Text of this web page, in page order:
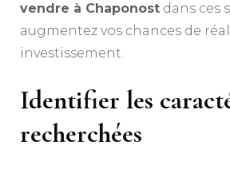
vendre à Chaponost dans ces
augmentez vos chances de
investissement.
Identifier les
recherchées